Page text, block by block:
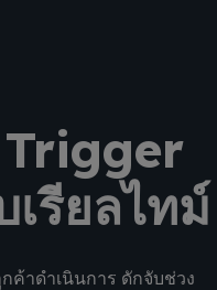
รียลไทม์
ค้าดำเนินการ ดักจับช่วง